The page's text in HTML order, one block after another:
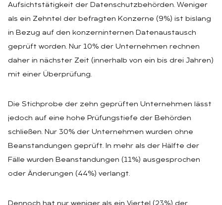
Aufsichtstätigkeit der Datenschutzbehörden. Weniger
als ein Zehntel der befragten Konzerne (9%) ist bislang
in Bezug auf den konzerninternen Datenaustausch
geprüft worden. Nur 10% der Unternehmen rechnen
daher in nächster Zeit (innerhalb von ein bis drei Jahren)
mit einer Überprüfung.
Die Stichprobe der zehn geprüften Unternehmen lässt
jedoch auf eine hohe Prüfungstiefe der Behörden
schließen. Nur 30% der Unternehmen wurden ohne
Beanstandungen geprüft. In mehr als der Hälfte der
Fälle wurden Beanstandungen (11%) ausgesprochen
oder Änderungen (44%) verlangt.